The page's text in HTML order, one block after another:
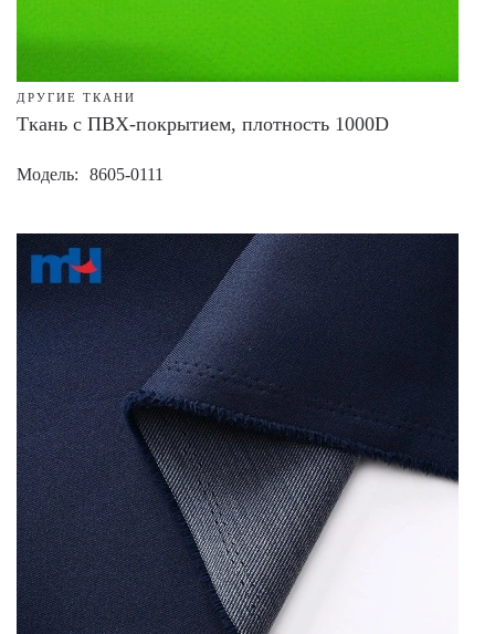
ДРУГИЕ ТКАНИ
Ткань с ПВХ-покрытием, плотность 1000D
Модель 8605-0111